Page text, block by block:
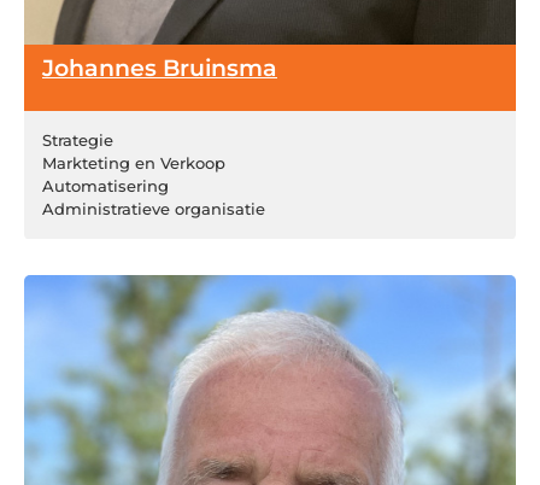
Johannes Bruinsma
Strategie
Markteting en Verkoop
Automatisering
Administratieve organisatie